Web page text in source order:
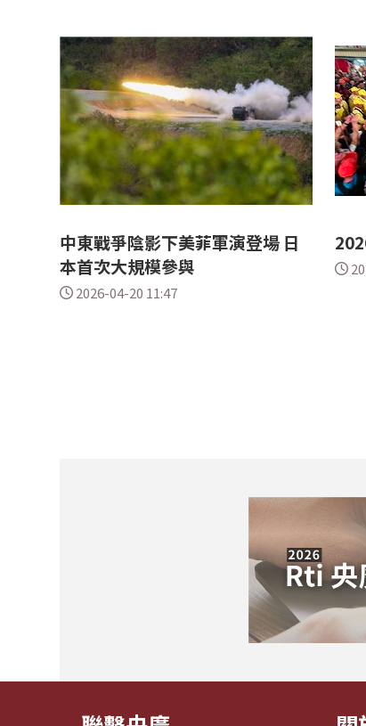
中東戰爭陰影下美菲軍演登場 日
本首次大規模參與
2026-04-20 11:47